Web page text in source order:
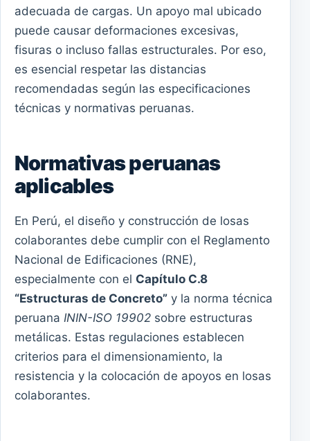
adecuada de cargas. Un apoyo mal ubicado
puede causar deformaciones excesivas,
fisuras o incluso fallas estructurales. Por eso,
es esencial respetar las distancias
recomendadas según las especificaciones
técnicas y normativas peruanas.
Normativas peruanas
aplicables
En Perú, el diseño y construcción de losas
colaborantes debe cumplir con el Reglamento
Nacional de Edificaciones (RNE),
especialmente con el Capítulo C.8
“Estructuras de Concreto” y la norma técnica
peruana ININ-ISO 19902 sobre estructuras
metálicas. Estas regulaciones establecen
criterios para el dimensionamiento, la
resistencia y la colocación de apoyos en losas
colaborantes.